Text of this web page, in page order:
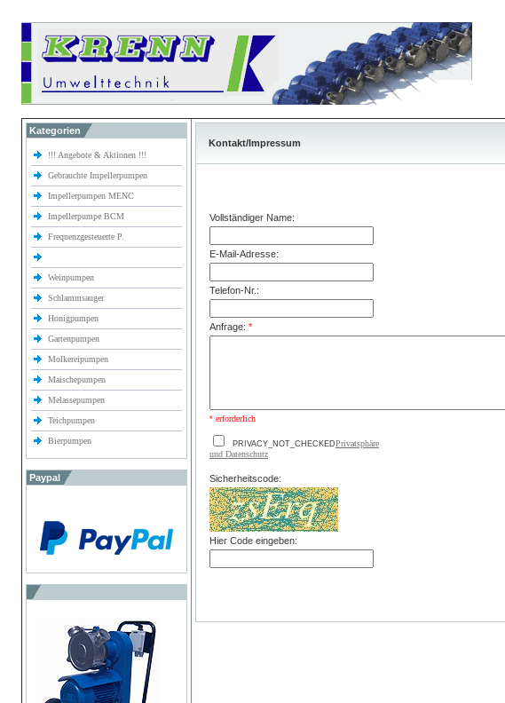
Kategorien
!!! Angebote & Aktionen !!!
Gebrauchte Impellerpumpen
Impellerpumpen MENC
Impellerpumpe BCM
Frequenzgesteuerte P.
Weinpumpen
Schlammsauger
Honigpumpen
Gartenpumpen
Molkereipumpen
Maischepumpen
Melassepumpen
Teichpumpen
Bierpumpen
Paypal
Kontakt/Impressum
Vollständiger Name:
E-Mail-Adresse:
Telefon-Nr.:
Anfrage: *
* erforderlich
PRIVACY_NOT_CHECKEDPrivatsphäre
und Datenschutz
Sicherheitscode:
Hier Code eingeben: